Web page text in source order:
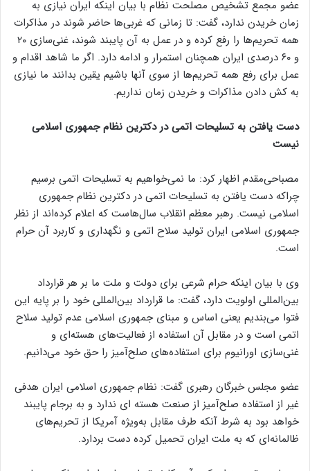
عضو مجمع تشخیص مصلحت نظام با بیان اینکه ایران نیازی به
زمان خریدن ندارد، گفت: تا زمانی که غربی‌ها حاضر شوند در مذاکرات
همه تحریم‌ها را رفع کرده و در عمل به آن پایبند شوند، غنی‌سازی ۲۰
و ۶۰ درصدی ایران همچنان استمرار و ادامه دارد. اگر ما شاهد اقدام و
عمل برای رفع همه تحریم‌ها از سوی آنها باشیم یقین بدانند ما نیازی
به کش دادن مذاکرات و خریدن زمان نداریم.
دست یافتن به تسلیحات اتمی در دکترین نظام جمهوری اسلامی
نیست
مصباحی‌مقدم اظهار کرد: ما نمی‌خواهیم به تسلیحات اتمی برسیم
چراکه دست یافتن به تسلیحات اتمی در دکترین نظام جمهوری
اسلامی نیست. رهبر معظم انقلاب سال‌هاست که اعلام کرده‌اند از نظر
جمهوری اسلامی ایران تولید سلاح‌ اتمی و نگهداری و کاربرد آن حرام
است.
وی با بیان اینکه حرام شرعی برای دولت و ملت ما بر هر قرارداد
بین‌المللی اولویت دارد، گفت: ما قرارداد بین‌المللی خود را بر پایه این
فتوا می‌بندیم یعنی اساس و مبنای جمهوری اسلامی عدم تولید سلاح
اتمی است و در مقابل آن استفاده از فعالیت‌های هسته‌ای و
غنی‌سازی اورانیوم برای استفاده‌های صلح‌آمیز را حق خود می‌دانیم.
عضو مجلس خبرگان رهبری گفت: نظام جمهوری اسلامی ایران هدفی
غیر از استفاده صلح‌آمیز از صنعت هسته ای ندارد و به برجام پایبند
خواهد بود به‌ شرط آنکه طرف مقابل به‌ویژه آمریکا از تحریم‌های
ظالمانه‌ای که به ملت ایران تحمیل کرده دست بردارد.